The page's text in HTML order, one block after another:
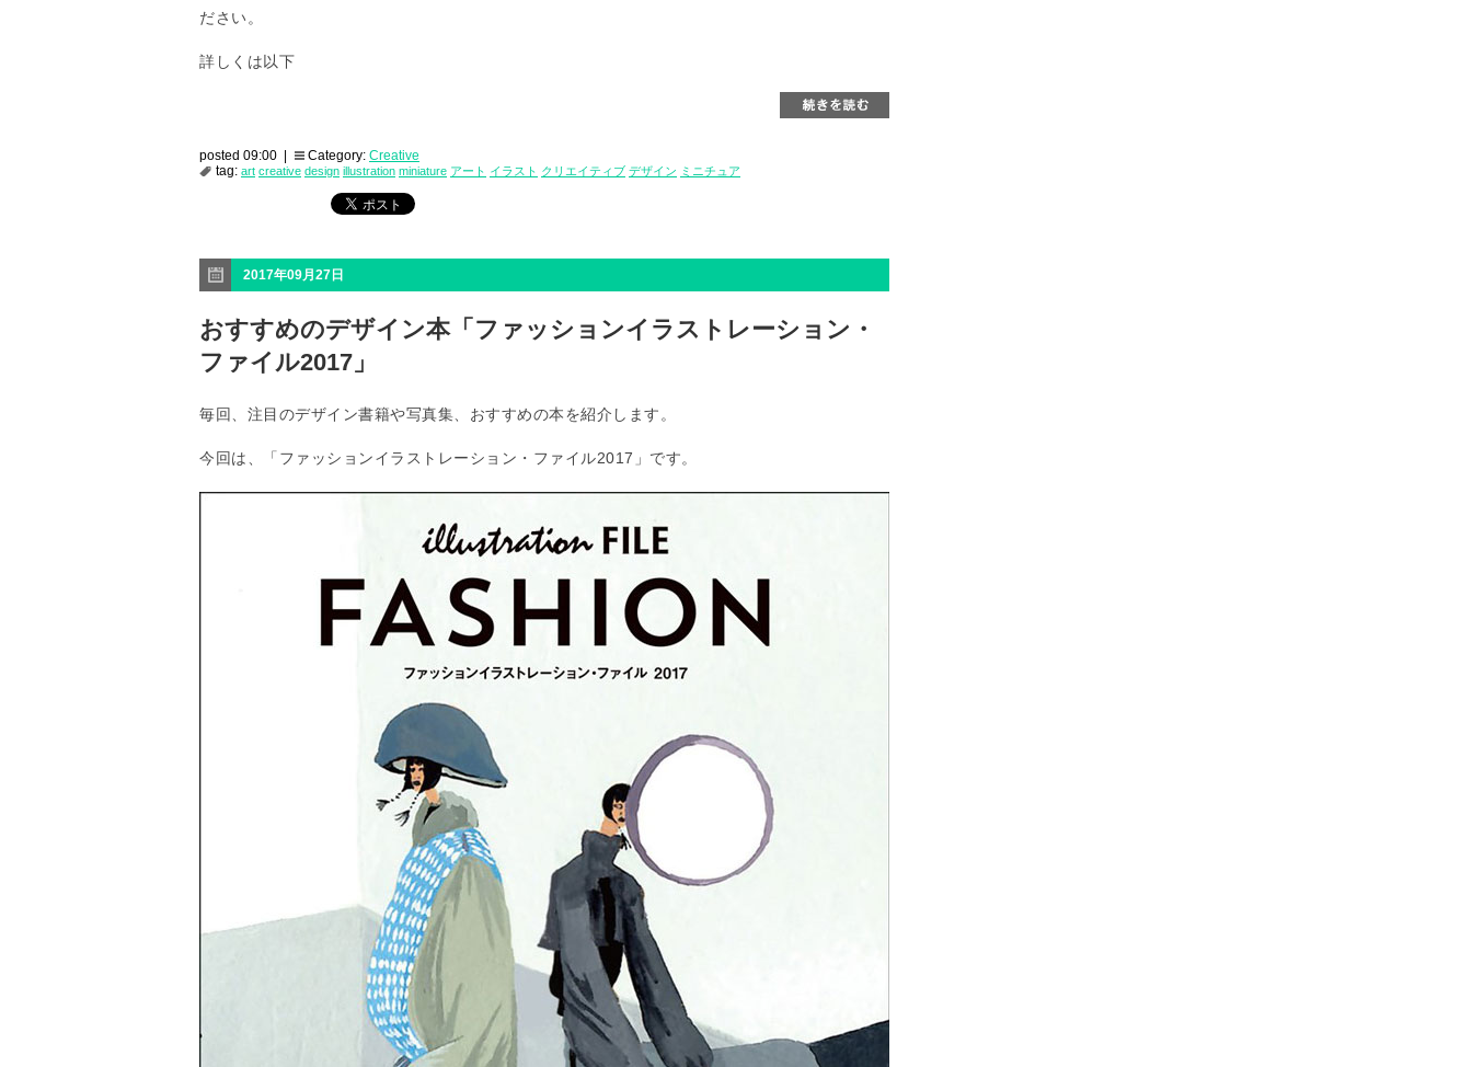
ださい。
詳しくは以下
posted 09:00 | Category: Creative
tag: art creative design illustration miniature アート イラスト クリエイティブ デザイン ミニチュア
2017年09月27日
おすすめのデザイン本「ファッションイラストレーション・
ファイル2017」
毎回、注目のデザイン書籍や写真集、おすすめの本を紹介します。
今回は、「ファッションイラストレーション・ファイル2017」です。